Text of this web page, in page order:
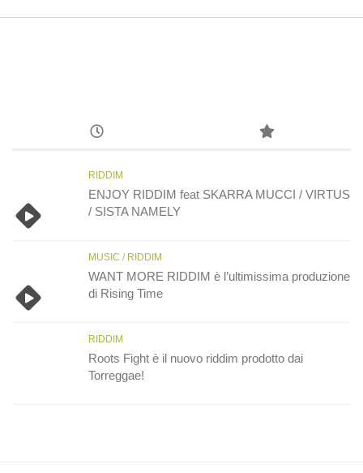
RIDDIM
ENJOY RIDDIM feat SKARRA MUCCI / VIRTUS
/ SISTA NAMELY
MUSIC / RIDDIM
WANT MORE RIDDIM è l’ultimissima produzione
di Rising Time
RIDDIM
Roots Fight è il nuovo riddim prodotto dai
Torreggae!